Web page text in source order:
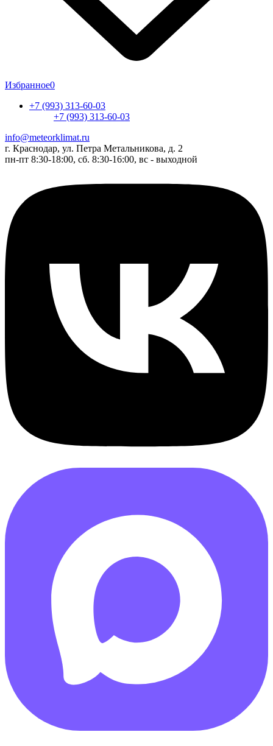
Избранное0
+7 (993) 313-60-03
+7 (993) 313-60-03
info@meteorklimat.ru
г. Краснодар, ул. Петра Метальникова, д. 2
пн-пт 8:30-18:00, сб. 8:30-16:00, вс - выходной